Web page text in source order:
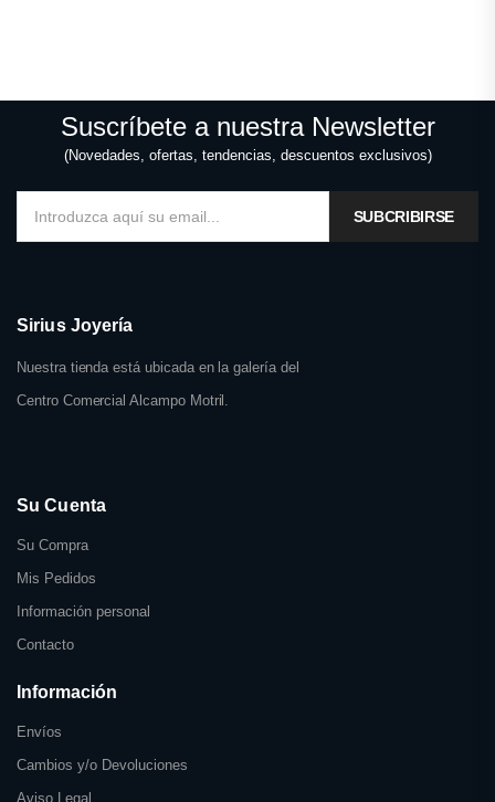
Suscríbete a nuestra Newsletter
(Novedades, ofertas, tendencias, descuentos exclusivos)
SUBCRIBIRSE
Sirius Joyería
Nuestra tienda está ubicada en la galería del
Centro Comercial Alcampo Motril.
Su Cuenta
Su Compra
Mis Pedidos
Información personal
Contacto
Información
Envíos
Cambios y/o Devoluciones
Aviso Legal